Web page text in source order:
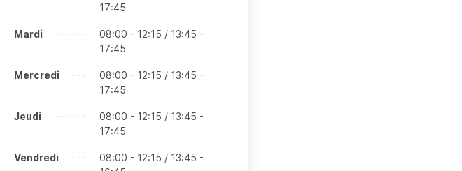
17:45
Mardi
08:00 - 12:15 / 13:45 -
17:45
Mercredi
08:00 - 12:15 / 13:45 -
17:45
Jeudi
08:00 - 12:15 / 13:45 -
17:45
Vendredi
08:00 - 12:15 / 13:45 -